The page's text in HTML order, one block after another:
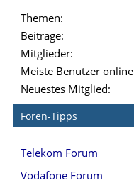
Themen
Beiträge
Mitglieder
Meiste Benutzer online
Neuestes Mitglied
Foren-Tipps
Telekom Forum
Vodafone Forum